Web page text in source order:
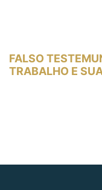
FALSO
TRABALHO E